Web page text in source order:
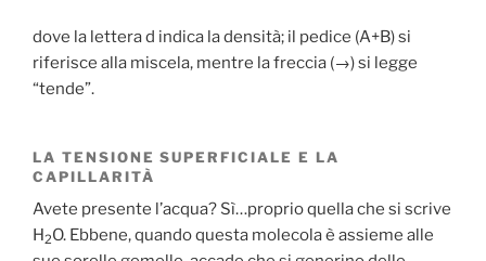
dove la lettera d indica la densità; il pedice (A+B) si
riferisce alla miscela, mentre la freccia (→) si legge
“tende”.
LA TENSIONE SUPERFICIALE E LA
CAPILLARITÀ
Avete presente l’acqua? Sì…proprio quella che si scrive
H2O. Ebbene, quando questa molecola è assieme alle